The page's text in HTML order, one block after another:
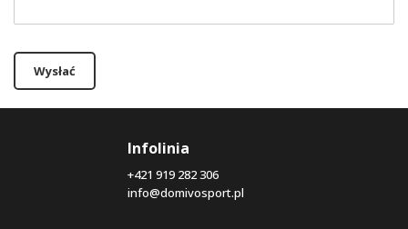
Wysłać
Infolinia
+421 919 282 306
info@domivosport.pl